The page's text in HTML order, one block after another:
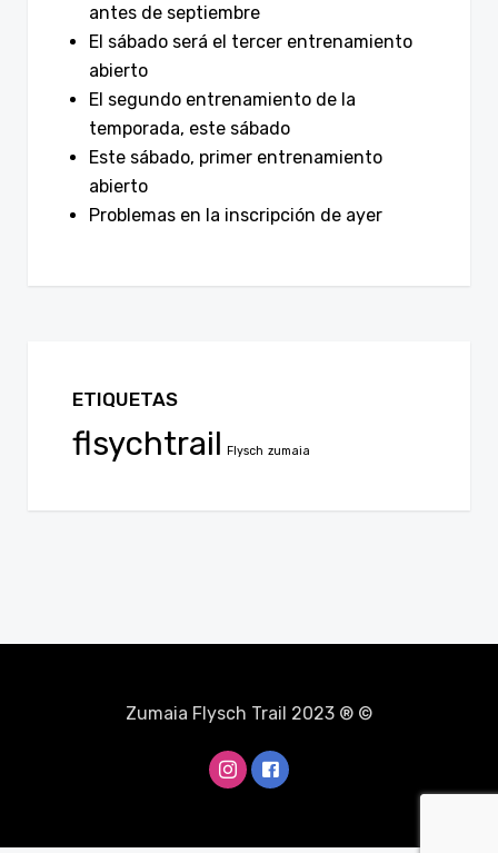
antes de septiembre
El sábado será el tercer entrenamiento
abierto
El segundo entrenamiento de la
temporada, este sábado
Este sábado, primer entrenamiento
abierto
Problemas en la inscripción de ayer
ETIQUETAS
flsychtrail Flysch zumaia
Zumaia Flysch Trail 2023 ® ©